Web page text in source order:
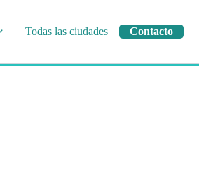
Todas las ciudades Contacto